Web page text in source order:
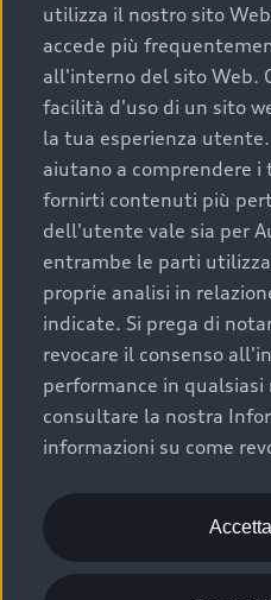
utilizza il nostro sito
accede più
all'interno del sito Web.
facilità d'uso di un sito
la tua esperienza
aiutano a comprendere
fornirti contenuti più
dell'utente vale sia per
entrambe le parti
proprie analisi in
indicate. Si prega di
revocare il consenso
performance in
consultare la nostra
informazioni su come